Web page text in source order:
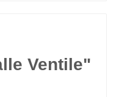
Ventile"